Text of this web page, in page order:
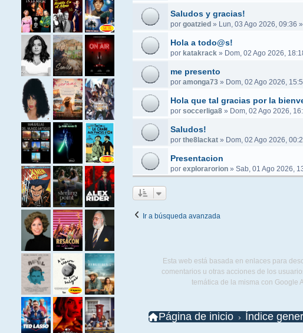
Saludos y gracias!
por goatzied » Lun, 03 Ago 2026, 09:36
Hola a todo@s!
por katakrack» Dom, 02 Ago 2026,
me presento
por amonga73» Dom, 02 Ago 2026,
Hola que tal gracias por la
por soccerliga8» Dom, 02 Ago 2026,
Saludos!
por the8lackat» Dom, 02 Ago 2026,
Presentacion
por explorarorion» Sab, 01 Ago 2026,
Ir a búsqueda avanzada
Esta web está basada en enlaces para
comentarios u otras acciones de los
temática de la misma con Google
Página de inicio Índice